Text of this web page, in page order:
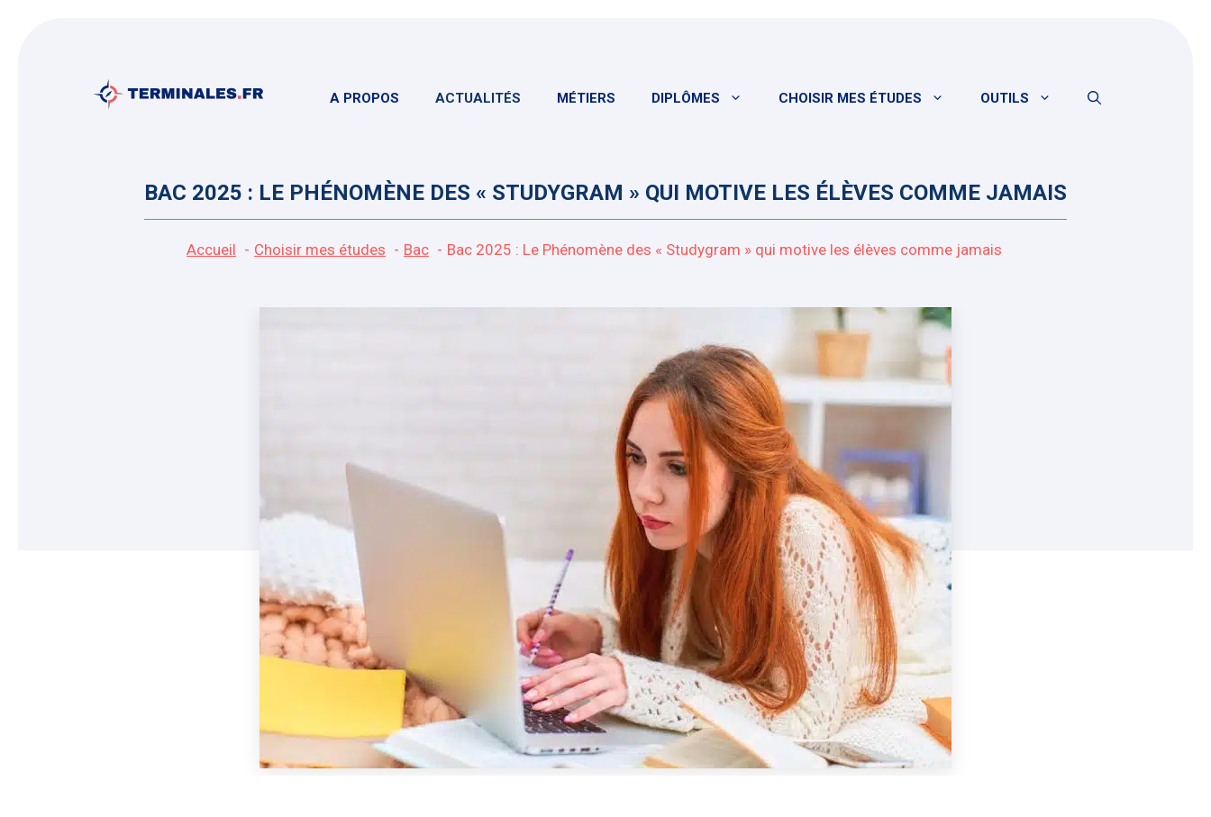
A PROPOS ACTUALITÉS MÉTIERS DIPLÔMES CHOISIR MES ÉTUDES OUTILS
BAC 2025 : LE PHÉNOMÈNE DES « STUDYGRAM » QUI MOTIVE LES ÉLÈVES COMME JAMAIS
Accueil Choisir mes études Bac Bac 2025 : Le Phénomène des « Studygram » qui motive les élèves comme jamais